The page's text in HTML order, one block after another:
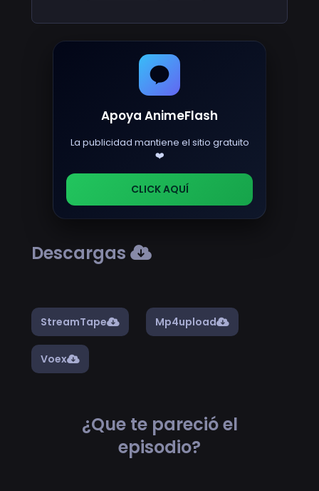
Apoya AnimeFlash
La publicidad mantiene el sitio gratuito
❤️
CLICK AQUÍ
Descargas
StreamTape Mp4upload
Voex
¿Que te pareció el
episodio?